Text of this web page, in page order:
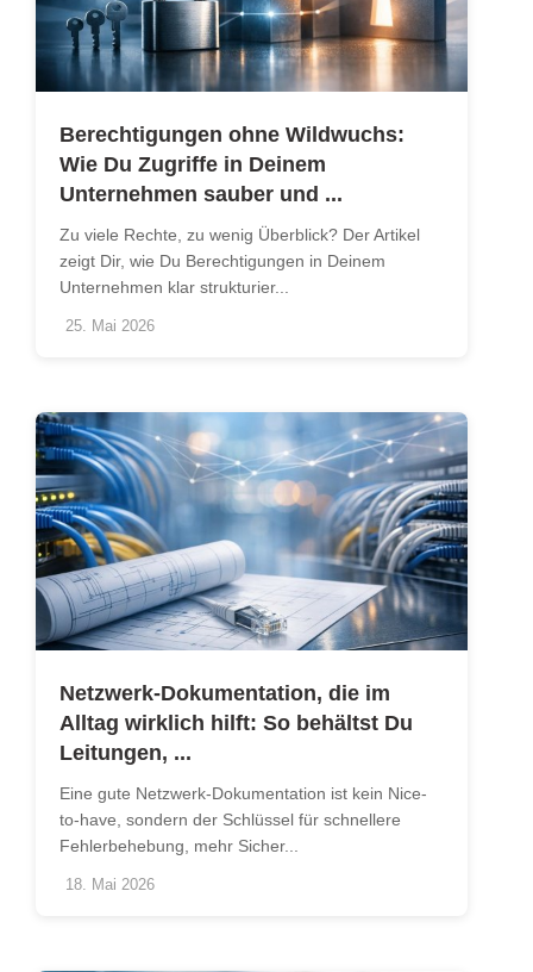
Berechtigungen ohne Wildwuchs:
Wie Du Zugriffe in Deinem
Unternehmen sauber und ...
Zu viele Rechte, zu wenig Überblick? Der Artikel
zeigt Dir, wie Du Berechtigungen in Deinem
Unternehmen klar strukturier...
25. Mai 2026
Netzwerk-Dokumentation, die im
Alltag wirklich hilft: So behältst Du
Leitungen, ...
Eine gute Netzwerk-Dokumentation ist kein Nice-
to-have, sondern der Schlüssel für schnellere
Fehlerbehebung, mehr Sicher...
18. Mai 2026